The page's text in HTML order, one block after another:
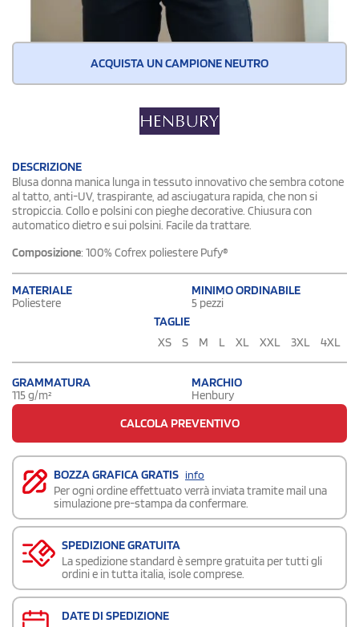
ACQUISTA UN CAMPIONE NEUTRO
DESCRIZIONE
Blusa donna manica lunga in tessuto innovativo che sembra cotone
al tatto, anti-UV, traspirante, ad asciugatura rapida, che non si
stropiccia. Collo e polsini con pieghe decorative. Chiusura con
automatico dietro e sui polsini. Facile da trattare.
Composizione: 100% Cofrex poliestere Pufy®
MATERIALE
Poliestere
MINIMO ORDINABILE
5 pezzi
TAGLIE
XS
S M L XL XXL 3XL 4XL
GRAMMATURA
115 g/m²
MARCHIO
Henbury
CALCOLA PREVENTIVO
BOZZA GRAFICA GRATIS info
Per ogni ordine effettuato verrà inviata tramite mail una
simulazione pre-stampa da confermare.
SPEDIZIONE GRATUITA
La spedizione standard è sempre gratuita per tutti gli
ordini e in tutta italia, isole comprese.
DATE DI SPEDIZIONE